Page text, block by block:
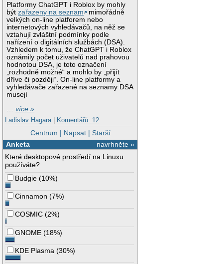
Platformy ChatGPT i Roblox by mohly
býtzařazeny na seznam
mimořádně
velkých on-line platforem nebo
internetových vyhledávačů, na něž se
vztahují zvláštní podmínky podle
nařízení o digitálních službách (DSA).
Vzhledem k tomu, že ChatGPT i Roblox
oznámily počet uživatelů nad prahovou
hodnotou DSA, je toto označení
„rozhodně možné“ a mohlo by „přijít
dříve či později“. On-line platformy a
vyhledávače zařazené na seznamy DSA
musejí
…více »
Ladislav Hagara | Komentářů: 12
Centrum | Napsat| Starší
navrhněte »
Anketa
Které desktopové prostředí na Linuxu
používáte?
Budgie (10%)
Cinnamon (7%)
COSMIC (2%)
GNOME (18%)
KDE Plasma (30%)